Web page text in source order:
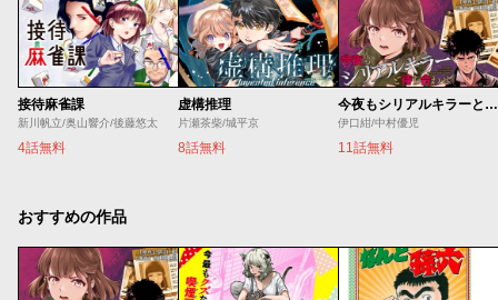
接待麻雀課
新川帆立/奥山響介/後藤悠太
4話無料
虚構推理
片瀬茶柴/城平京
8話無料
今夜もシリアルキラーと待ち合わせ
伊口紺/中村優児
11話無料
おすすめの作品